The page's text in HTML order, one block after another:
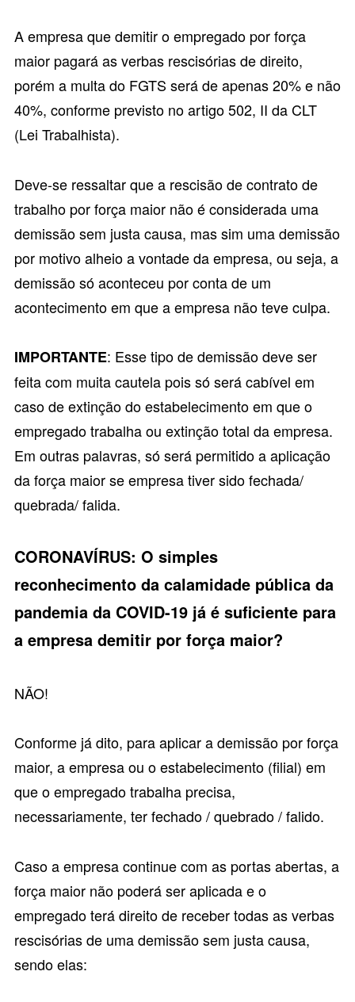
A empresa que demitir o empregado por força
maior pagará as verbas rescisórias de direito,
porém a multa do FGTS será de apenas 20% e não
40%, conforme previsto noartigo 502, II da CLT
(Lei Trabalhista).
Deve-se ressaltar que a rescisão de contrato de
trabalho por força maior não é considerada uma
demissão sem justa causa, mas sim uma demissão
por motivo alheio a vontade da empresa, ou seja, a
demissão só aconteceu por conta de um
acontecimento em que a empresa não teve culpa.
IMPORTANTE: Esse tipo de demissão deve ser
feita com muita cautela pois só será cabível em
caso de extinção do estabelecimento em que o
empregado trabalha ou extinção total da empresa.
Em outras palavras, só será permitido a aplicação
da força maior se empresa tiver sido fechada/
quebrada/ falida.
CORONAVÍRUS: O simples
reconhecimento da calamidade pública da
pandemia da COVID-19 já é suficiente para
a empresa demitir por força maior?
NÃO!
Conforme já dito, para aplicar a demissão por força
maior, a empresa ou o estabelecimento (filial) em
que o empregado trabalha precisa,
necessariamente, ter fechado / quebrado / falido.
Caso a empresa continue com as portas abertas, a
força maior não poderá ser aplicada e o
empregado terá direito de receber todas as verbas
rescisórias de uma demissão sem justa causa,
sendo elas: